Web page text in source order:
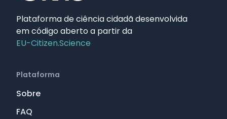
Plataforma de ciência cidadã desenvolvida
em código aberto a partir da
EU-Citizen.Science
Plataforma
Sobre
FAQ